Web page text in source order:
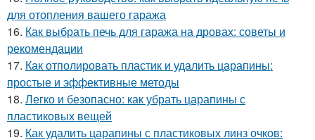
для отопления вашего гаража
16. Как выбрать печь для гаража на дровах: советы и
рекомендации
17. Как отполировать пластик и удалить царапины:
простые и эффективные методы
18. Легко и безопасно: как убрать царапины с
пластиковых вещей
19. Как удалить царапины с пластиковых линз очков: